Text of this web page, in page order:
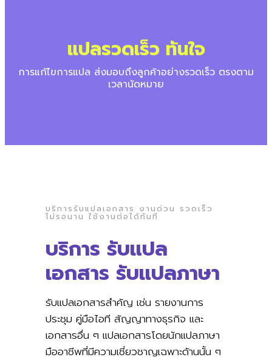
แปลรวดเร็ว ทันใจ
การแก้ไขการแปล ส่งมอบถึงลูกค้าอย่างรวดเร็ว ตรงตาม
เวลานัดหมาย
บริการรับแปลเอกสาร งานด่วน รวดเร็ว
ไม่รอนาน ใช้งานต่อได้ทันที
บริการ รับแปล
เอกสาร รับแปลภาษา
รับแปลเอกสารสำคัญ เช่น รายงานการ
ประชุม คู่มือไอที สัญญาทางธุรกิจ และ
เอกสารอื่น ๆ แปลเอกสารโดยนักแปลภาษา
มืออาชีพที่มีความเชี่ยวชาญเฉพาะด้านนั้น ๆ